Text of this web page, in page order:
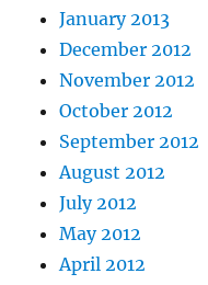
January 2013
December 2012
November 2012
October 2012
September 2012
August 2012
July 2012
May 2012
April 2012